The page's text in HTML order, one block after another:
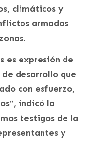
climáticos y
armados
es expresión de
desarrollo que
con esfuerzo,
indicó la
testigos de la
y